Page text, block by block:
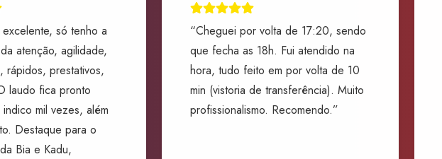
só tenho a
atenção, agilidade,
rápidos, prestativos,
laudo fica pronto
mil vezes, além
Destaque para o
Bia e Kadu,
“Cheguei por volta de 17:20, sendo
que fecha as 18h. Fui atendido na
hora, tudo feito em por volta de 10
min (vistoria de transferência). Muito
profissionalismo. Recomendo.”